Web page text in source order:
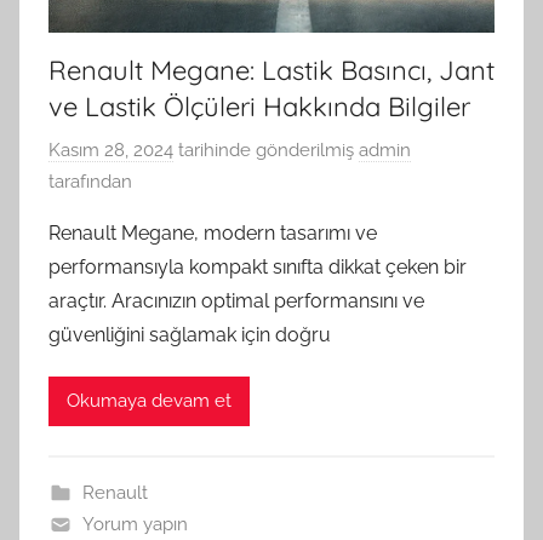
Renault Megane: Lastik Basıncı, Jant
ve Lastik Ölçüleri Hakkında Bilgiler
Kasım 28, 2024 tarihinde gönderilmiş admin
tarafından
Renault Megane, modern tasarımı ve
performansıyla kompakt sınıfta dikkat çeken bir
araçtır. Aracınızın optimal performansını ve
güvenliğini sağlamak için doğru
Okumaya devam et
Renault
Yorum yapın